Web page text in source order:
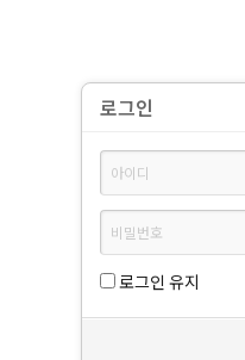
로그인
로그인 유지